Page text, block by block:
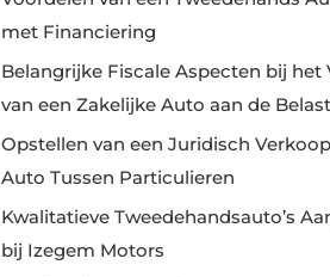
met Financiering
Belangrijke Fiscale Aspecten bij het
van een Zakelijke Auto aan de
Opstellen van een Juridisch
Auto Tussen Particulieren
Kwalitatieve Tweedehandsauto’s
bij Izegem Motors